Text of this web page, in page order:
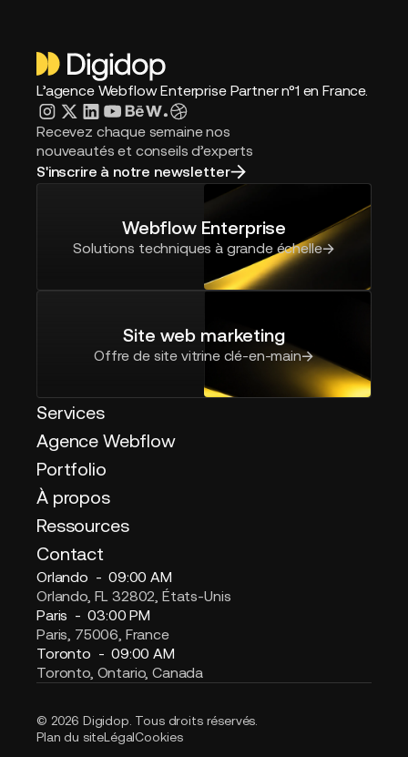
L’agence Webflow Enterprise Partner n°1 en France.
Recevez chaque semaine nos
nouveautés et conseils d’experts
S'inscrire à notre newsletter
Webflow Enterprise
Solutions techniques à grande échelle
Site web marketing
Offre de site vitrine clé-en-main
Services
Agence Webflow
Portfolio
À propos
Ressources
Contact
Orlando -09:00 AM
Orlando, FL 32802, États-Unis
Paris -03:00 PM
Paris, 75006, France
Toronto -09:00 AM
Toronto, Ontario, Canada
© 2026 Digidop. Tous droits réservés.
Plan du siteLégalCookies